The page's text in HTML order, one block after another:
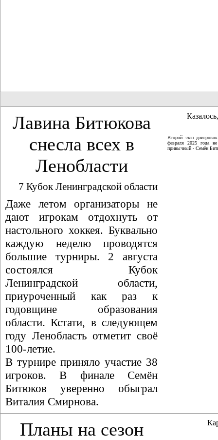
Лавина Битюкова
снесла всех в
Ленобласти
7 Кубок Ленинградской области
Даже летом организаторы не
дают игрокам отдохнуть от
настольного хоккея. Буквально
каждую неделю проводятся
большие турниры. 2 августа
состоялся Кубок
Ленинградской области,
приуроченный как раз к
годовщине образования
области. Кстати, в следующем
году Ленобласть отметит своё
100-летие.
В турнире приняло участие 38
игроков. В финале Семён
Битюков уверенно обыграл
Виталия Смирнова.
Второй этап
февраля 2025 года
привычный - Семён
Планы на сезон